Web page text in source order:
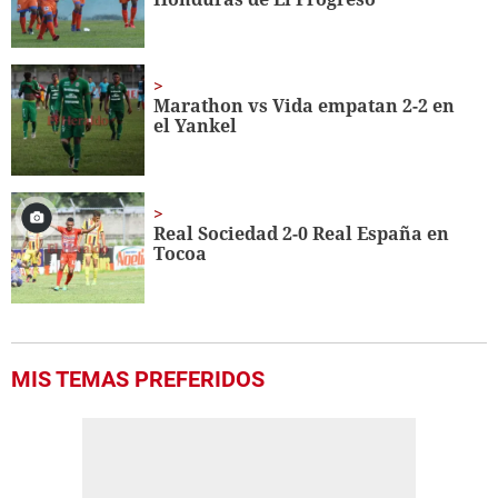
Marathon vs Vida empatan 2-2 en
el Yankel
Real Sociedad 2-0 Real España en
Tocoa
MIS TEMAS PREFERIDOS